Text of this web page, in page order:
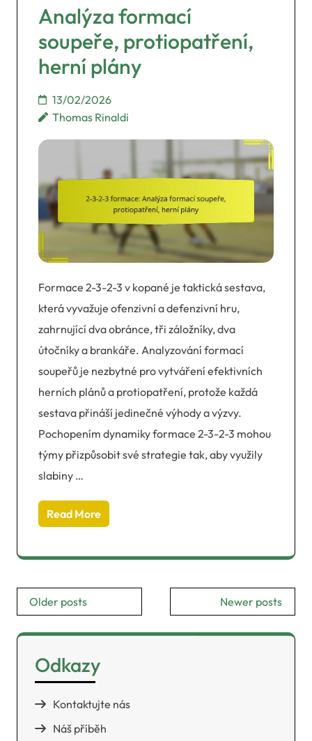
Analýza formací
soupeře, protiopatření,
herní plány
13/02/2026
Thomas Rinaldi
Formace 2-3-2-3 v kopané je taktická sestava,
která vyvažuje ofenzivní a defenzivní hru,
zahrnující dva obránce, tři záložníky, dva
útočníky a brankáře. Analyzování formací
soupeřů je nezbytné pro vytváření efektivních
herních plánů a protiopatření, protože každá
sestava přináší jedinečné výhody a výzvy.
Pochopením dynamiky formace 2-3-2-3 mohou
týmy přizpůsobit své strategie tak, aby využily
slabiny …
Read More
Posts
navigation
Older posts Newer posts
Odkazy
Kontaktujte nás
Náš příběh